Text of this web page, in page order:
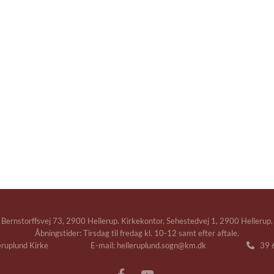
Bernstorffsvej 73, 2900 Hellerup. Kirkekontor, Sehestedvej 1, 2900 Hellerup.
Åbningstider: Tirsdag til fredag kl. 10-12 samt efter aftale.
Kirke E-mail: helleruplund.sogn@km.dk 39